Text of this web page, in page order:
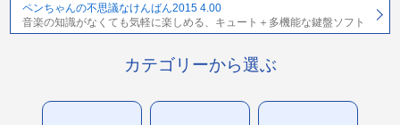
ペンちゃんの不思議なけんばん2015 4.00
音楽の知識がなくても気軽に楽しめる、キュート＋多機能な鍵盤ソフト
カテゴリーから選ぶ